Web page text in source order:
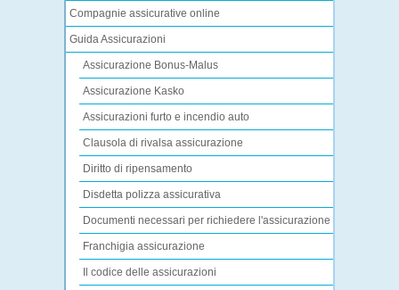
Compagnie assicurative online
Guida Assicurazioni
Assicurazione Bonus-Malus
Assicurazione Kasko
Assicurazioni furto e incendio auto
Clausola di rivalsa assicurazione
Diritto di ripensamento
Disdetta polizza assicurativa
Documenti necessari per richiedere l'assicurazione
Franchigia assicurazione
Il codice delle assicurazioni